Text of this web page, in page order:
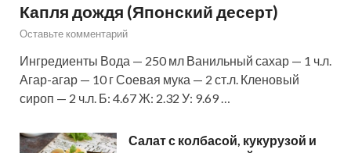
Капля дождя (Японский десерт)
Оставьте комментарий
Ингредиенты Вода — 250 мл Ванильный сахар — 1 ч.л.
Агар-агар — 10 г Соевая мука — 2 ст.л. Кленовый
сироп — 2 ч.л. Б: 4.67 Ж: 2.32 У: 9.69 …
Салат с колбасой, кукурузой и